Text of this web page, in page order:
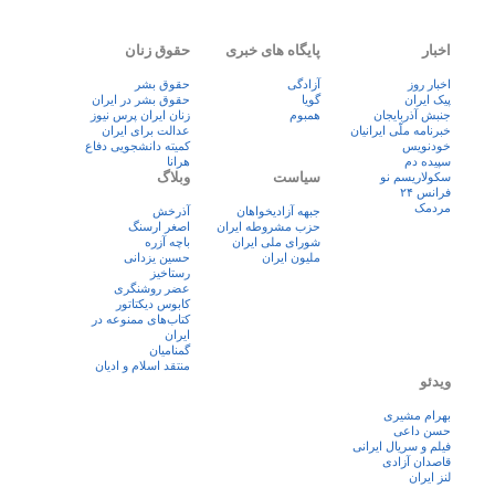
اخبار
اخبار روز
پيک ايران
جنبش آذربایجان
خبرنامه ملّی ایرانیان
خودنویس
سپیده دم
سکولاریسم نو
فرانس ۲۴
مردمک
پایگاه های خبری
آزادگی
گویا
همبوم
حقوق زنان
حقوق بشر
حقوق بشر در ایران
زنان ايران پرس نيوز
عدالت برای ایران
کمیته دانشجویی دفاع
هرانا
سیاست
جبهه آزادیخواهان
حزب مشروطه ایران
شورای ملی ایران
ملیون ایران
وبلاگ
آذرخش
اصغر ارسنگ
باچه آزره
حسین یزدانی
رستاخیز
عضر روشنگری
کابوس دیکتاتور
کتاب‌های ممنوعه در
ایران
گمنامیان
منتقد اسلام و ادیان
ویدئو
بهرام مشیری
حسن داعی
فيلم و سريال ايرانی
قاصدان آزادی
لنز ایران